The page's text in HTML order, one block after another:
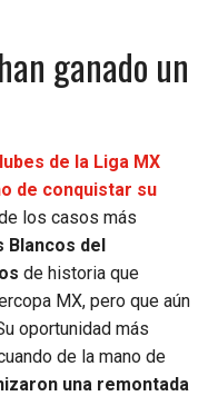
ganado un
de la Liga MX
de conquistar su
los casos más
Blancos del
de historia que
MX, pero que aún
oportunidad más
de la mano de
una remontada